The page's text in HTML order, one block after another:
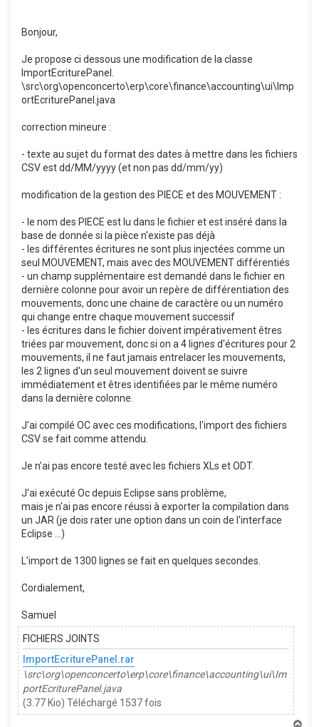
Bonjour,
Je propose ci dessous une modification de la classe
ImportEcriturePanel.
\src\org\openconcerto\erp\core\finance\accounting\ui\Imp
ortEcriturePanel.java
correction mineure :
- texte au sujet du format des dates à mettre dans les fichiers
CSV est dd/MM/yyyy (et non pas dd/mm/yy)
modification de la gestion des PIECE et des MOUVEMENT :
- le nom des PIECE est lu dans le fichier et est inséré dans la
base de donnée si la pièce n'existe pas déjà
- les différentes écritures ne sont plus injectées comme un
seul MOUVEMENT, mais avec des MOUVEMENT différentiés
- un champ supplémentaire est demandé dans le fichier en
dernière colonne pour avoir un repère de différentiation des
mouvements, donc une chaine de caractère ou un numéro
qui change entre chaque mouvement successif
- les écritures dans le fichier doivent impérativement êtres
triées par mouvement, donc si on a 4 lignes d'écritures pour 2
mouvements, il ne faut jamais entrelacer les mouvements,
les 2 lignes d'un seul mouvement doivent se suivre
immédiatement et êtres identifiées par le même numéro
dans la dernière colonne.
J'ai compilé OC avec ces modifications, l'import des fichiers
CSV se fait comme attendu.
Je n'ai pas encore testé avec les fichiers XLs et ODT.
J'ai exécuté Oc depuis Eclipse sans problème,
mais je n'ai pas encore réussi à exporter la compilation dans
un JAR (je dois rater une option dans un coin de l'interface
Eclipse ...)
L'import de 1300 lignes se fait en quelques secondes.
Cordialement,
Samuel
FICHIERS JOINTS
ImportEcriturePanel.rar
\src\org\openconcerto\erp\core\finance\accounting\ui\Im
portEcriturePanel.java
(3.77 Kio) Téléchargé 1537 fois